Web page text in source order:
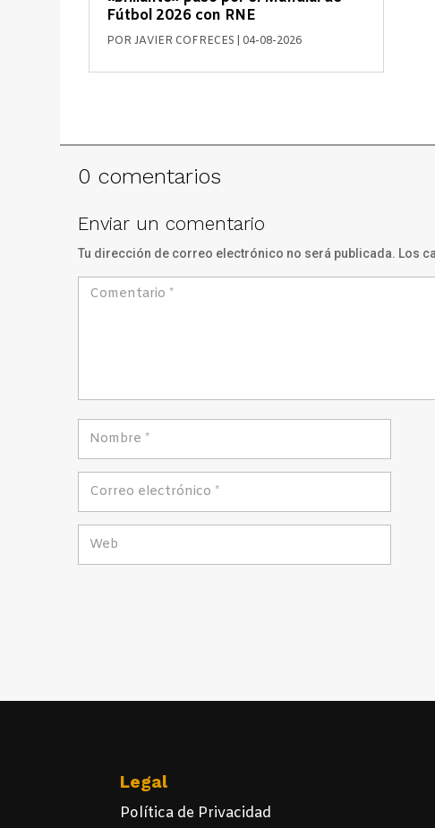
Fútbol 2026 con RNE
PORJAVIER COFRECES 04-08-2026
0 comentarios
Enviar un comentario
Tu dirección de correo electrónico no será publicada. Los
Legal
Política de Privacidad